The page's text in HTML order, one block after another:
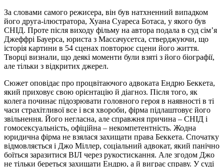
За словами самого режисера, він був натхненний випадком
його друга-ілюстратора, Хуана Суареса Ботаса, у якого був
СНІД. Проте після виходу фільму на автора подала в суд сім’я
Джеффрі Бауерса, юриста з Массачусетса, стверджуючи, що
історія картини в 54 сценах повторює сцени його життя.
Творці визнали, що деякі моменти були взяті з його біографії,
але тільки з відкритих джерел.
Сюжет оповідає про процвітаючого адвоката Ендрю Беккета,
який приховує свою орієнтацію й діагноз. Після того, як
колега починає підозрювати головного героя в наявності в ті
часи страхітливої все і вся хвороби, фірма підлаштовує його
звільнення. Його негласна, але справжня причина – СНІД і
гомосексуальність, офіційна – некомпетентність. Жодна
юридична фірма не взялася захищати права Беккета. Спочатку
відмовляється і Джо Міллер, соціальний адвокат, який панічно
боїться заразитися ВІЛ через рукостискання. Але згодом Джо
не тільки береться захищати Ендрю, а й виграє справу. У суді